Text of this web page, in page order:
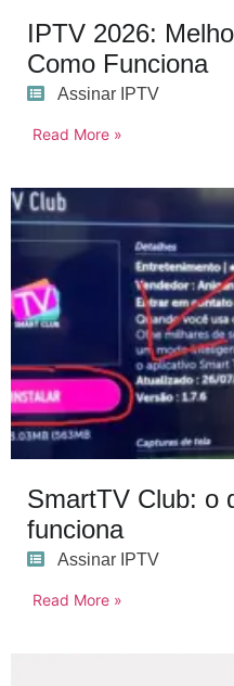
IPTV 2026:
Como Funciona
Assinar IPTV
Read More »
SmartTV Club: o
funciona
Assinar IPTV
Read More »